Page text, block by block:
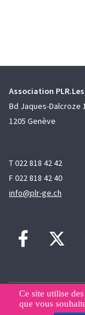
Association
Bd Jaques-Dalcroze
1205 Genève
T 022 818 42 42
F 022 818 42 40
info@plr-ge.ch
Contact
Ce site utilise
que vous